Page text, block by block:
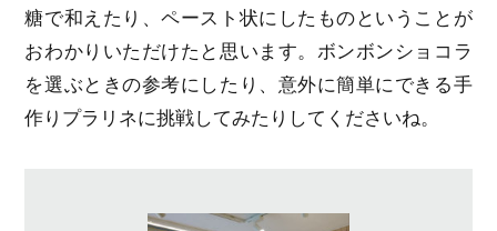
糖で和えたり、ペースト状にしたものということが
おわかりいただけたと思います。ボンボンショコラ
を選ぶときの参考にしたり、意外に簡単にできる手
作りプラリネに挑戦してみたりしてくださいね。